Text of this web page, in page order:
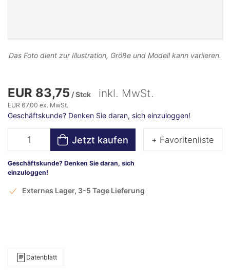
Das Foto dient zur Illustration, Größe und Modell kann variieren.
EUR 83,75 / Stck inkl. MwSt.
EUR 67,00 ex. MwSt.
Geschäftskunde? Denken Sie daran, sich einzuloggen!
Jetzt kaufen
Geschäftskunde? Denken Sie daran, sich
einzuloggen!
+ Favoritenliste
Externes Lager, 3-5 Tage Lieferung
Datenblatt